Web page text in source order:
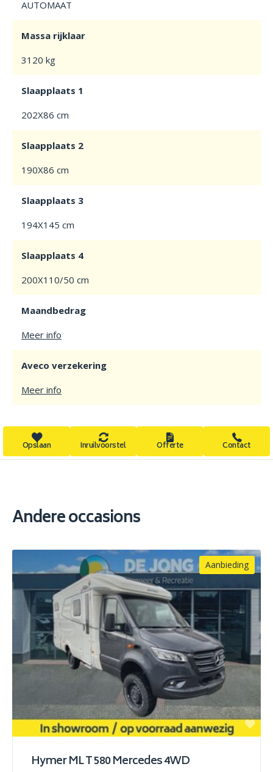
AUTOMAAT
Massa rijklaar
3120 kg
Slaapplaats 1
202X86 cm
Slaapplaats 2
190X86 cm
Slaapplaats 3
194X145 cm
Slaapplaats 4
200X110/50 cm
Maandbedrag
Meer info
Aveco verzekering
Meer info
Opslaan Inruilvoorstel Offerte Contact
Andere occasions
Aanbieding
Hymer ML T 580 Mercedes 4WD